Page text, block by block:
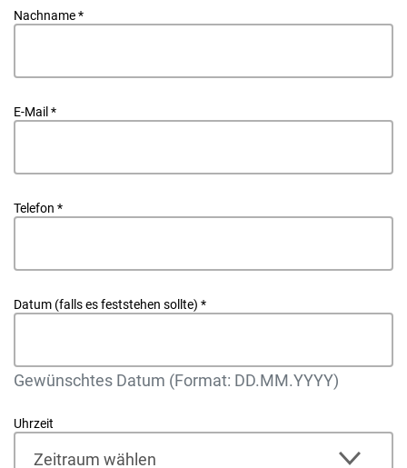
Nachname*
E-Mail *
Telefon *
Datum (falls es feststehen sollte) *
Gewünschtes Datum (Format: DD.MM.YYYY)
Uhrzeit